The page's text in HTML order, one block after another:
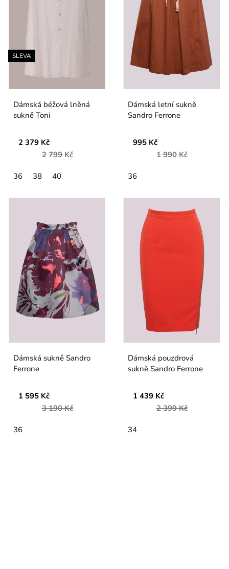
SLEVA
Dámská béžová lněná
sukně Toni
2 379 Kč
2 799 Kč
36 38 40
Dámská letní sukně
Sandro Ferrone
995 Kč
1 990 Kč
36
Dámská sukně Sandro
Ferrone
1 595 Kč
3 190 Kč
36
Dámská pouzdrová
sukně Sandro Ferrone
1 439 Kč
2 399 Kč
34